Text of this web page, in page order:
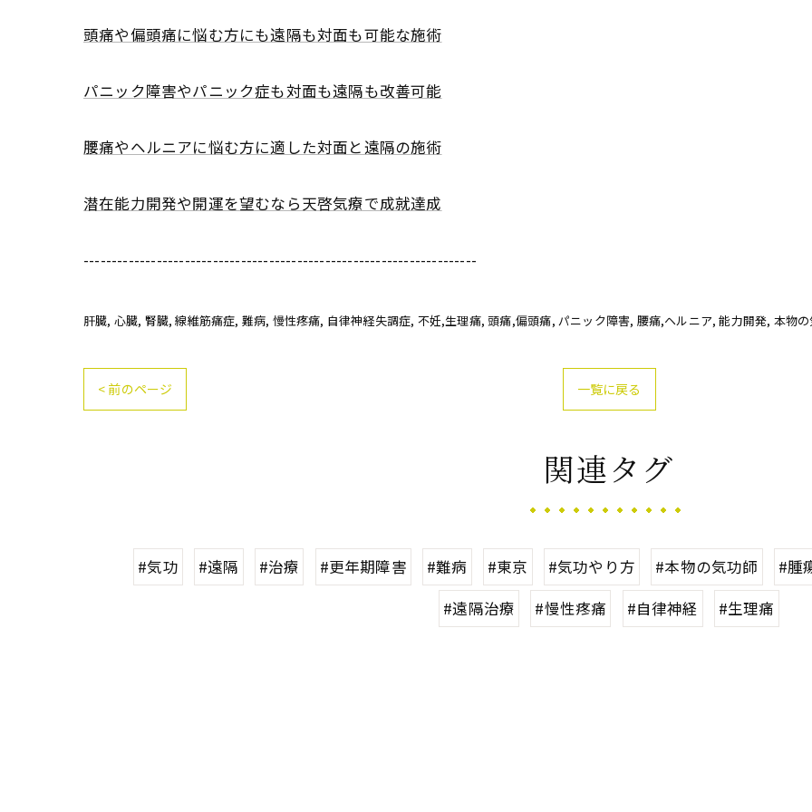
頭痛や偏頭痛に悩む方にも遠隔も対面も可能な施術
パニック障害やパニック症も対面も遠隔も改善可能
腰痛やヘルニアに悩む方に適した対面と遠隔の施術
潜在能力開発や開運を望むなら天啓気療で成就達成
----------------------------------------------------------------------
肝臓 心臓 腎臓 線維筋痛症 難病 慢性疼痛 自律神経失調症 不妊,生理痛 頭痛,偏頭痛 パニック障害 腰痛,ヘルニア 能力開発 本物
< 前のページ 一覧に戻る
関連タグ
#気功 #遠隔 #治療 #更年期障害 #難病 #東京 #気功やり方 #本物の気功師 #腫
#遠隔治療
#慢性疼痛 #自律神経 #生理痛